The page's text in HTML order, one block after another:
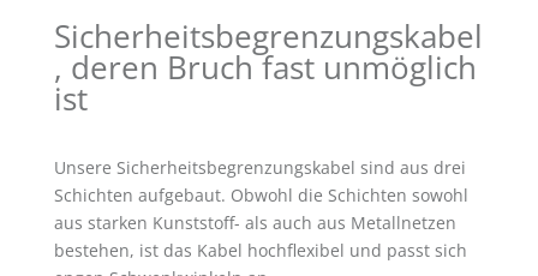
Sicherheitsbegrenzungskabel
, deren Bruch fast unmöglich
ist
Unsere Sicherheitsbegrenzungskabel sind aus drei
Schichten aufgebaut. Obwohl die Schichten sowohl
aus starken Kunststoff- als auch aus Metallnetzen
bestehen, ist das Kabel hochflexibel und passt sich